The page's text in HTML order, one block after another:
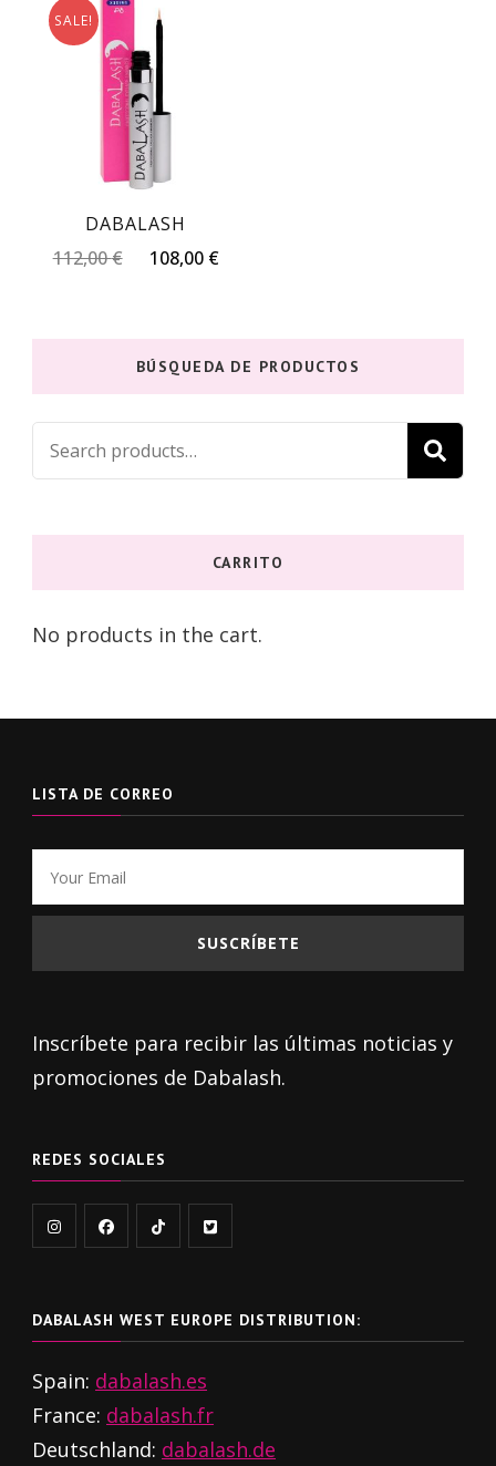
SALE!
DABALASH
112,00€
Original
108,00 €
BÚSQUEDA DE PRODUCTOS
Search
for:
CARRITO
No products in the cart.
LISTA DE CORREO
Inscríbete para recibir las últimas noticias y
promociones de Dabalash.
REDES SOCIALES
DABALASH WEST EUROPE DISTRIBUTION:
Spain: dabalash.es
France: dabalash.fr
Deutschland: dabalash.de